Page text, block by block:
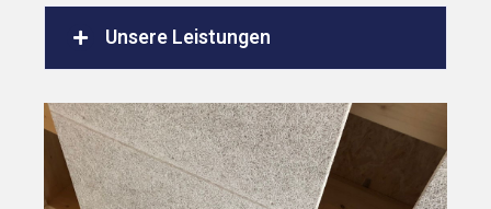
Unsere Leistungen